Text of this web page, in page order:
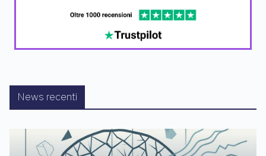
News recenti